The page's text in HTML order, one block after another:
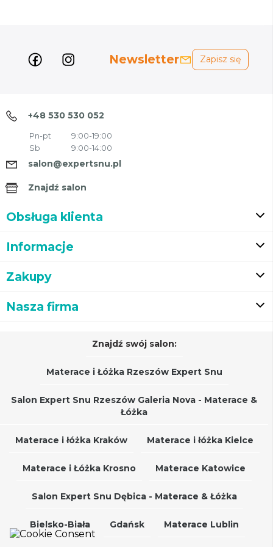
Newsletter Zapisz się
+48 530 530 052
Pn-pt
9:00-19:00
Sb
9:00-14:00
salon@expertsnu.pl
Znajdź salon
Obsługa klienta
Informacje
Zakupy
Nasza firma
Znajdź swój salon:
Materace i Łóżka Rzeszów Expert Snu
Salon Expert Snu Rzeszów Galeria Nova - Materace &
Łóżka
Materace i łóżka Kraków Materace i łóżka Kielce
Materace i Łóżka Krosno Materace Katowice
Salon Expert Snu Dębica - Materace & Łóżka
Bielsko-Biała Gdańsk Materace Lublin